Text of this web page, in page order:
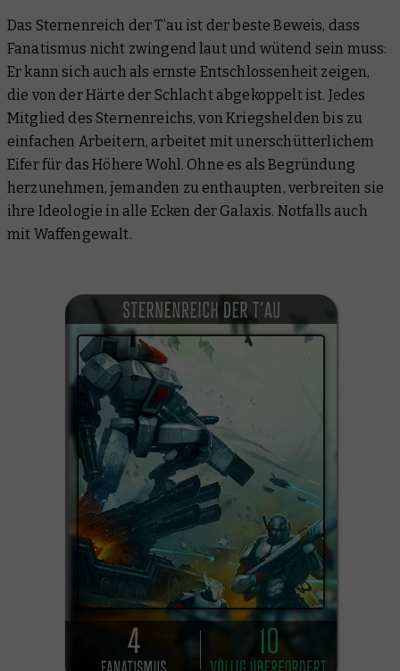
Das Sternenreich der T’au ist der beste Beweis, dass
Fanatismus nicht zwingend laut und wütend sein muss:
Er kann sich auch als ernste Entschlossenheit zeigen,
die von der Härte der Schlacht abgekoppelt ist. Jedes
Mitglied des Sternenreichs, von Kriegshelden bis zu
einfachen Arbeitern, arbeitet mit unerschütterlichem
Eifer für das Höhere Wohl. Ohne es als Begründung
herzunehmen, jemanden zu enthaupten, verbreiten sie
ihre Ideologie in alle Ecken der Galaxis. Notfalls auch
mit Waffengewalt.